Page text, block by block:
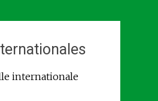
internationale